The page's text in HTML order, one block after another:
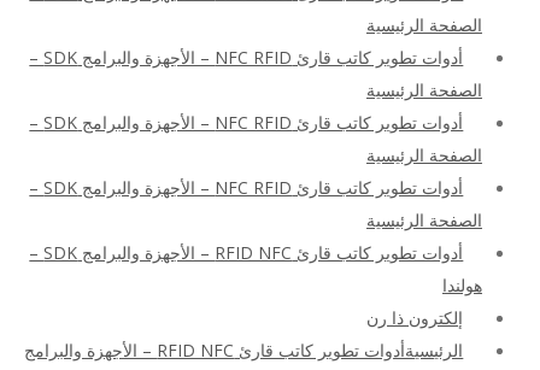
الصفحة الرئيسية
أدوات تطوير كاتب قارئ NFC RFID – الأجهزة والبرامج SDK –
الصفحة الرئيسية
أدوات تطوير كاتب قارئ NFC RFID – الأجهزة والبرامج SDK –
الصفحة الرئيسية
أدوات تطوير كاتب قارئ NFC RFID – الأجهزة والبرامج SDK –
الصفحة الرئيسية
أدوات تطوير كاتب قارئ RFID NFC – الأجهزة والبرامج SDK –
هولندا
إلكترون ذا رن
الرئيسيةأدوات تطوير كاتب قارئ RFID NFC – الأجهزة والبرامج